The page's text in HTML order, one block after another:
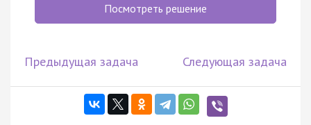
Посмотреть решение
Предыдущая задача Следующая задача